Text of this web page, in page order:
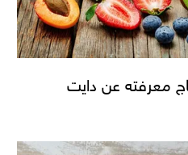
معرفته عن دايت